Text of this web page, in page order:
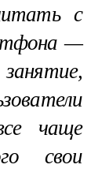
с
—
чаще
свои